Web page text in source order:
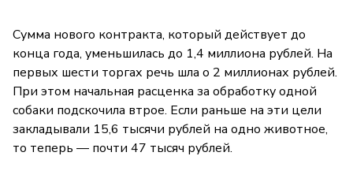
Сумма нового контракта, который действует до
конца года, уменьшилась до 1,4 миллиона рублей. На
первых шести торгах речь шла о 2 миллионах рублей.
При этом начальная расценка за обработку одной
собаки подскочила втрое. Если раньше на эти цели
закладывали 15,6 тысячи рублей на одно животное,
то теперь — почти 47 тысяч рублей.